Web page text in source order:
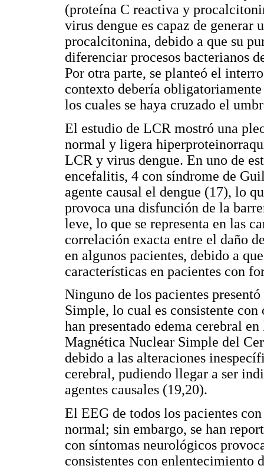
(proteína C reactiva y
virus dengue es capaz de
procalcitonina, debido a que su
diferenciar procesos bacterianos
Por otra parte, se planteó el
contexto debería
los cuales se haya cruzado el
El estudio de LCR mostró una
normal y ligera
LCR y virus dengue. En uno de
encefalitis, 4 con síndrome de
agente causal el dengue (17), lo
provoca una disfunción de la
leve, lo que se representa en las
correlación exacta entre el daño
en algunos pacientes, debido a
características en pacientes con
Ninguno de los pacientes
Simple, lo cual es consistente con
han presentado edema cerebral
Magnética Nuclear Simple del
debido a las alteraciones
cerebral, pudiendo llegar a ser
agentes causales (19,20).
El EEG de todos los pacientes
normal; sin embargo, se han
con síntomas neurológicos
consistentes con enlentecimiento